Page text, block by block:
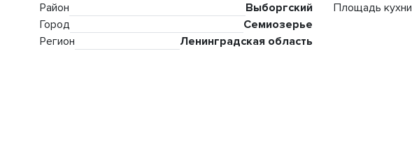
Район
Выборгский
Город
Семиозерье
Регион
Ленинградская область
Площадь кухни